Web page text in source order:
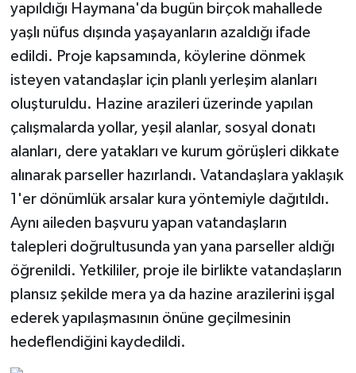
yapıldığı Haymana'da bugün birçok mahallede
yaşlı nüfus dışında yaşayanların azaldığı ifade
edildi. Proje kapsamında, köylerine dönmek
isteyen vatandaşlar için planlı yerleşim alanları
oluşturuldu. Hazine arazileri üzerinde yapılan
çalışmalarda yollar, yeşil alanlar, sosyal donatı
alanları, dere yatakları ve kurum görüşleri dikkate
alınarak parseller hazırlandı. Vatandaşlara yaklaşık
1'er dönümlük arsalar kura yöntemiyle dağıtıldı.
Aynı aileden başvuru yapan vatandaşların
talepleri doğrultusunda yan yana parseller aldığı
öğrenildi. Yetkililer, proje ile birlikte vatandaşların
plansız şekilde mera ya da hazine arazilerini işgal
ederek yapılaşmasının önüne geçilmesinin
hedeflendiğini kaydedildi.